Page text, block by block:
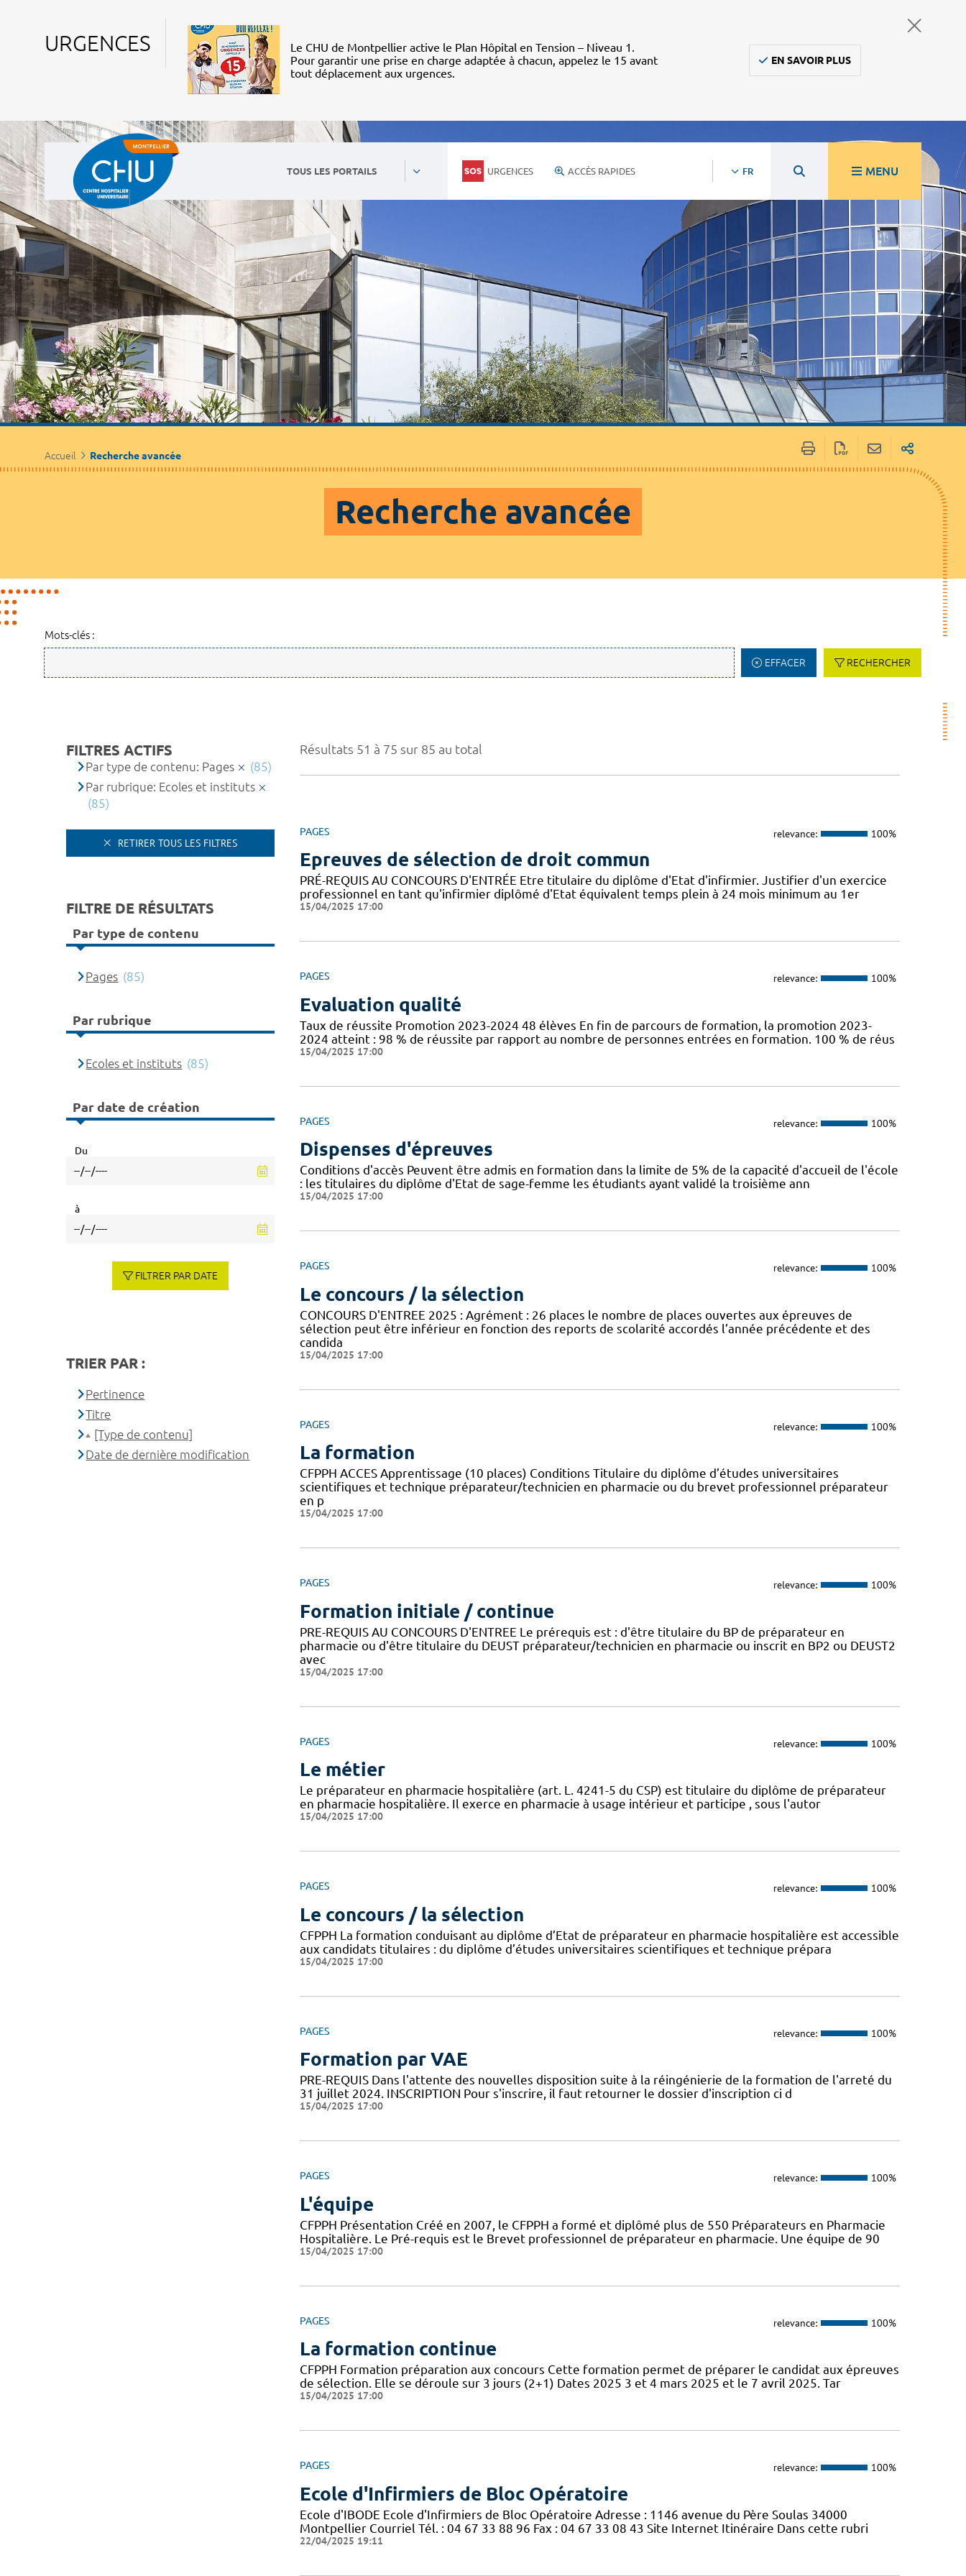
URGENCES
Le CHU de Montpellier active le Plan Hôpital en Tension – Niveau 1.
Pour garantir une prise en charge adaptée à chacun, appelez le 15 avant
tout déplacement aux urgences.
EN SAVOIR PLUS
TOUS LES PORTAILS URGENCES ACCÈS RAPIDES FR MENU
Accueil Recherche avancée
Recherche avancée
Mots-clés :
EFFACER RECHERCHER
Résultats 51 à 75 sur 85 au total
PAGES relevance: 100%
Epreuves de sélection de droit commun
PRÉ-REQUIS AU CONCOURS D'ENTRÉE Etre titulaire du diplôme d'Etat d'infirmier. Justifier d'un exercice
professionnel en tant qu'infirmier diplômé d'Etat équivalent temps plein à 24 mois minimum au 1er
15/04/2025 17:00
PAGES relevance: 100%
Evaluation qualité
Taux de réussite Promotion 2023-2024 48 élèves En fin de parcours de formation, la promotion 2023-
2024 atteint : 98 % de réussite par rapport au nombre de personnes entrées en formation. 100 % de réus
15/04/2025 17:00
PAGES relevance: 100%
Dispenses d'épreuves
Conditions d'accès Peuvent être admis en formation dans la limite de 5% de la capacité d'accueil de l'école
: les titulaires du diplôme d'Etat de sage-femme les étudiants ayant validé la troisième ann
15/04/2025 17:00
PAGES relevance: 100%
Le concours / la sélection
CONCOURS D'ENTREE 2025 : Agrément : 26 places le nombre de places ouvertes aux épreuves de
sélection peut être inférieur en fonction des reports de scolarité accordés l’année précédente et des
candida
15/04/2025 17:00
PAGES relevance: 100%
La formation
CFPPH ACCES Apprentissage (10 places) Conditions Titulaire du diplôme d’études universitaires
scientifiques et technique préparateur/technicien en pharmacie ou du brevet professionnel préparateur
en p
15/04/2025 17:00
PAGES relevance: 100%
Formation initiale / continue
PRE-REQUIS AU CONCOURS D'ENTREE Le prérequis est : d'être titulaire du BP de préparateur en
pharmacie ou d'être titulaire du DEUST préparateur/technicien en pharmacie ou inscrit en BP2 ou DEUST2
avec
15/04/2025 17:00
PAGES relevance: 100%
Le métier
Le préparateur en pharmacie hospitalière (art. L. 4241-5 du CSP) est titulaire du diplôme de préparateur
en pharmacie hospitalière. Il exerce en pharmacie à usage intérieur et participe , sous l'autor
15/04/2025 17:00
PAGES relevance: 100%
Le concours / la sélection
CFPPH La formation conduisant au diplôme d’Etat de préparateur en pharmacie hospitalière est accessible
aux candidats titulaires : du diplôme d’études universitaires scientifiques et technique prépara
15/04/2025 17:00
PAGES relevance: 100%
Formation par VAE
PRE-REQUIS Dans l'attente des nouvelles disposition suite à la réingénierie de la formation de l'arreté du
31 juillet 2024. INSCRIPTION Pour s'inscrire, il faut retourner le dossier d'inscription ci d
15/04/2025 17:00
PAGES relevance: 100%
L'équipe
CFPPH Présentation Créé en 2007, le CFPPH a formé et diplômé plus de 550 Préparateurs en Pharmacie
Hospitalière. Le Pré-requis est le Brevet professionnel de préparateur en pharmacie. Une équipe de 90
15/04/2025 17:00
PAGES relevance: 100%
La formation continue
CFPPH Formation préparation aux concours Cette formation permet de préparer le candidat aux épreuves
de sélection. Elle se déroule sur 3 jours (2+1) Dates 2025 3 et 4 mars 2025 et le 7 avril 2025. Tar
15/04/2025 17:00
PAGES relevance: 100%
Ecole d'Infirmiers de Bloc Opératoire
Ecole d'IBODE Ecole d'Infirmiers de Bloc Opératoire Adresse : 1146 avenue du Père Soulas 34000
Montpellier Courriel Tél. : 04 67 33 88 96 Fax : 04 67 33 08 43 Site Internet Itinéraire Dans cette rubri
22/04/2025 19:11
FILTRES ACTIFS
Par type de contenu: Pages
(85)
Par rubrique: Ecoles et instituts
(85)
RETIRER TOUS LES FILTRES
FILTRE DE RÉSULTATS
Par type de contenu
Pages (85)
Par rubrique
Ecoles et instituts (85)
Par date de création
Du
à
FILTRER PAR DATE
TRIER PAR :
Pertinence
Titre
[Type de contenu]
Date de dernière modification